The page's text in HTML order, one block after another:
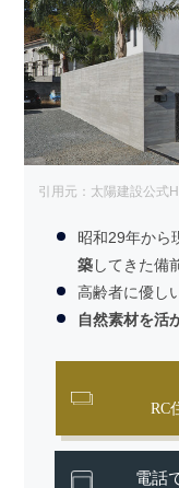
引用元：太陽建設公式
昭和29年から
築してきた備
高齢者に優し
自然素材を活
RC
電話